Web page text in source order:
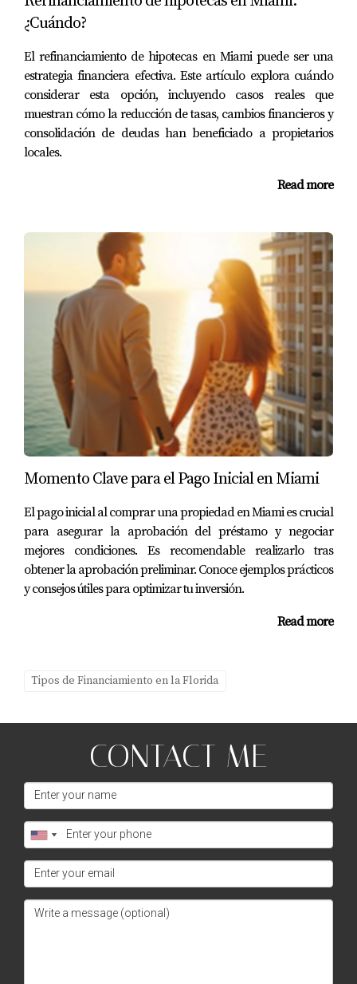
No siempre es necesario tener un excelente crédito.
para ayudar a quienes tienen puntuaciones más bajas.
¿Dónde puedo encontrar más información?
Puedes consultar sitios web gubernamentales o contactar
a asesores inmobiliarios especializados en la zona.
En conclusión, acceder a programas para primer
en tu experiencia como comprador. No dudes en ponerte
en contacto conmigo si necesitas orientación
personalizada o más información sobre cómo
aprovechar al máximo estas oportunidades. Soy Juan
Mora, experto en bienes raíces en Miami y estoy aquí
para ayudarte a dar ese paso importante hacia tu nuevo
¿Cuándo?
El refinanciamiento de hipotecas en Miami puede ser una
estrategia financiera efectiva. Este artículo explora cuándo
considerar esta opción, incluyendo casos reales que
muestran cómo la reducción de tasas, cambios financieros y
consolidación de deudas han beneficiado a propietarios
locales.
Read more
Momento Clave para el Pago Inicial en Miami
El pago inicial al comprar una propiedad en Miami es crucial
para asegurar la aprobación del préstamo y negociar
mejores condiciones. Es recomendable realizarlo tras
obtener la aprobación preliminar. Conoce ejemplos prácticos
y consejos útiles para optimizar tu inversión.
Read more
Tipos de Financiamiento en la Florida
CONTACT ME